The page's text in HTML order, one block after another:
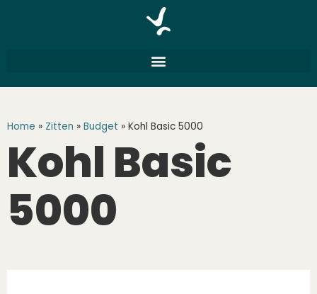
Home » Zitten » Budget » Kohl Basic 5000
Kohl Basic
5000